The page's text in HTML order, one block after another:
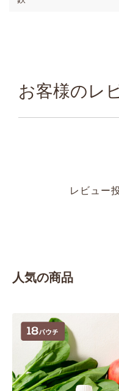
お客様のレ
レビュー
人気の商品